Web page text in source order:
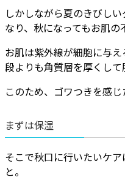
しかしながら夏のきびし
なり、秋になってもお肌の
お肌は紫外線が細胞に与
段よりも角質層を厚くして
このため、ゴワつきを感じ
まずは保湿
そこで秋口に行いたいケ
と。